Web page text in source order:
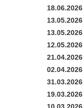
18.06.2026
13.05.2026
13.05.2026
12.05.2026
21.04.2026
02.04.2026
31.03.2026
19.03.2026